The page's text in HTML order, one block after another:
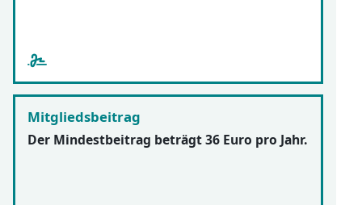
Mitgliedsbeitrag
Der Mindestbeitrag beträgt 36 Euro pro Jahr.